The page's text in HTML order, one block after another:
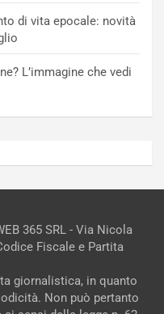
di vita epocale: novità
L’immagine che vedi
365 SRL - Via Nicola
Fiscale e Partita
giornalistica, in quanto
Non può pertanto